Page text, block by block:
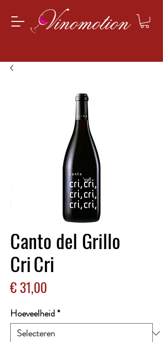
Canto del Grillo
Cri Cri
€ 31,00
Hoeveelheid*